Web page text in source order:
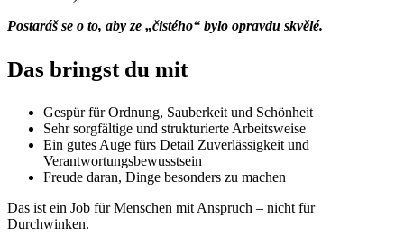
Postaráš se o to, aby ze „čistého“ bylo opravdu skvělé.
Das bringst du mit
Gespür für Ordnung, Sauberkeit und Schönheit
Sehr sorgfältige und strukturierte Arbeitsweise
Ein gutes Auge fürs Detail Zuverlässigkeit und
Verantwortungsbewusstsein
Freude daran, Dinge besonders zu machen
Das ist ein Job für Menschen mit Anspruch – nicht für
Durchwinken.